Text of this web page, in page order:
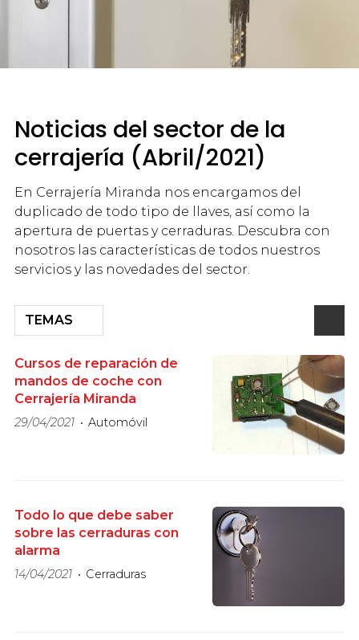
Noticias del sector de la
cerrajería (Abril/2021)
En Cerrajería Miranda nos encargamos del
duplicado de todo tipo de llaves, así como la
apertura de puertas y cerraduras. Descubra con
nosotros las características de todos nuestros
servicios y las novedades del sector.
TEMAS
Cursos de reparación de
mandos de coche con
Cerrajería Miranda
29/04/2021 Automóvil
Todo lo que debe saber
sobre las cerraduras con
alarma
14/04/2021 Cerraduras